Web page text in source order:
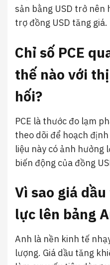
sản bằng USD trở nên
trợ đồng USD tăng giá.
Chỉ số PCE
thế nào với
hối?
PCE là thước đo lạm
theo dõi để hoạch
liệu này có ảnh hưởng
biến động của đồng
Vì sao giá
lực lên bảng
Anh là nền kinh tế
lượng. Giá dầu tăng